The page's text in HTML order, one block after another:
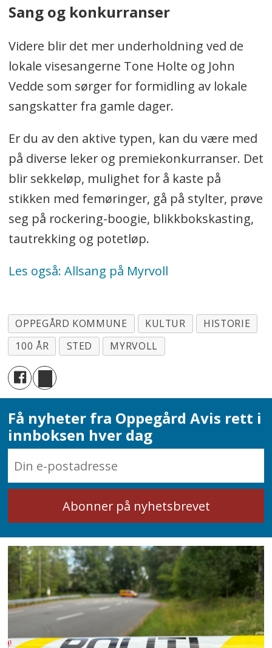
Sang og konkurranser
Videre blir det mer underholdning ved de
lokale visesangerne Tone Holte og John
Vedde som sørger for formidling av lokale
sangskatter fra gamle dager.
Er du av den aktive typen, kan du være med
på diverse leker og premiekonkurranser. Det
blir sekkeløp, mulighet for å kaste på
stikken med femøringer, gå på stylter, prøve
seg på rockering-boogie, blikkbokskasting,
tautrekking og potetløp.
Les også: Allsang på Myrvoll
OPPEGÅRD KOMMUNE KULTUR
HISTORIE
100 ÅR
STED MYRVOLL
Få nyheter fra Oppegård Avis rett i
innboksen hver dag